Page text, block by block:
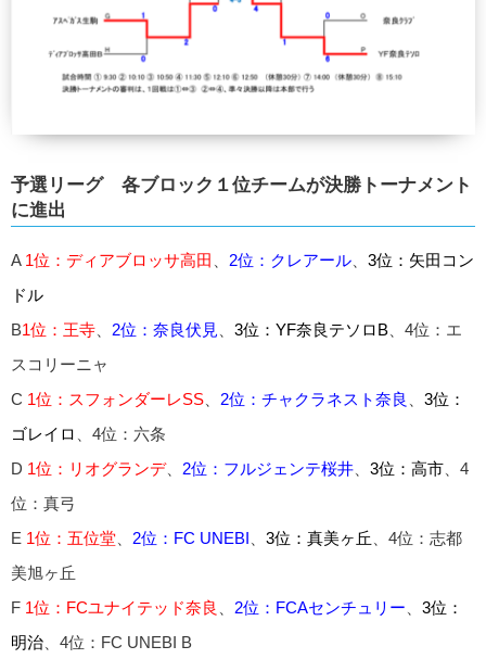
予選リーグ 各ブロック１位チームが決勝トーナメント
に進出
A1位：ディアブロッサ高田 2位：クレアール
3位：矢田コン
ドル
B1位：王寺 2位：奈良伏見 3位：YF奈良テソロB 、4位：エ
スコリーニャ
C 1位：スフォンダーレSS 2位：チャクラネスト奈良
3位：
ゴレイロ
、4位：六条
D 1位：リオグランデ、 2位：フルジェンテ桜井 3位：高市 、4
位：真弓
E 1位：五位堂 2位：FC UNEBI 3位：真美ヶ丘 、4位：志都
美旭ヶ丘
F 1位：FCユナイテッド奈良 2位：FCAセンチュリー
3位：
明治 、4位：FC UNEBI B